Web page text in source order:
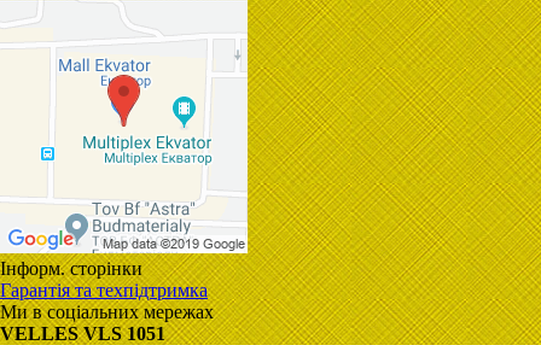
Інформ. сторінки
Гарантія та техпідтримка
Ми в соціальних мережах
VELLES VLS 1051